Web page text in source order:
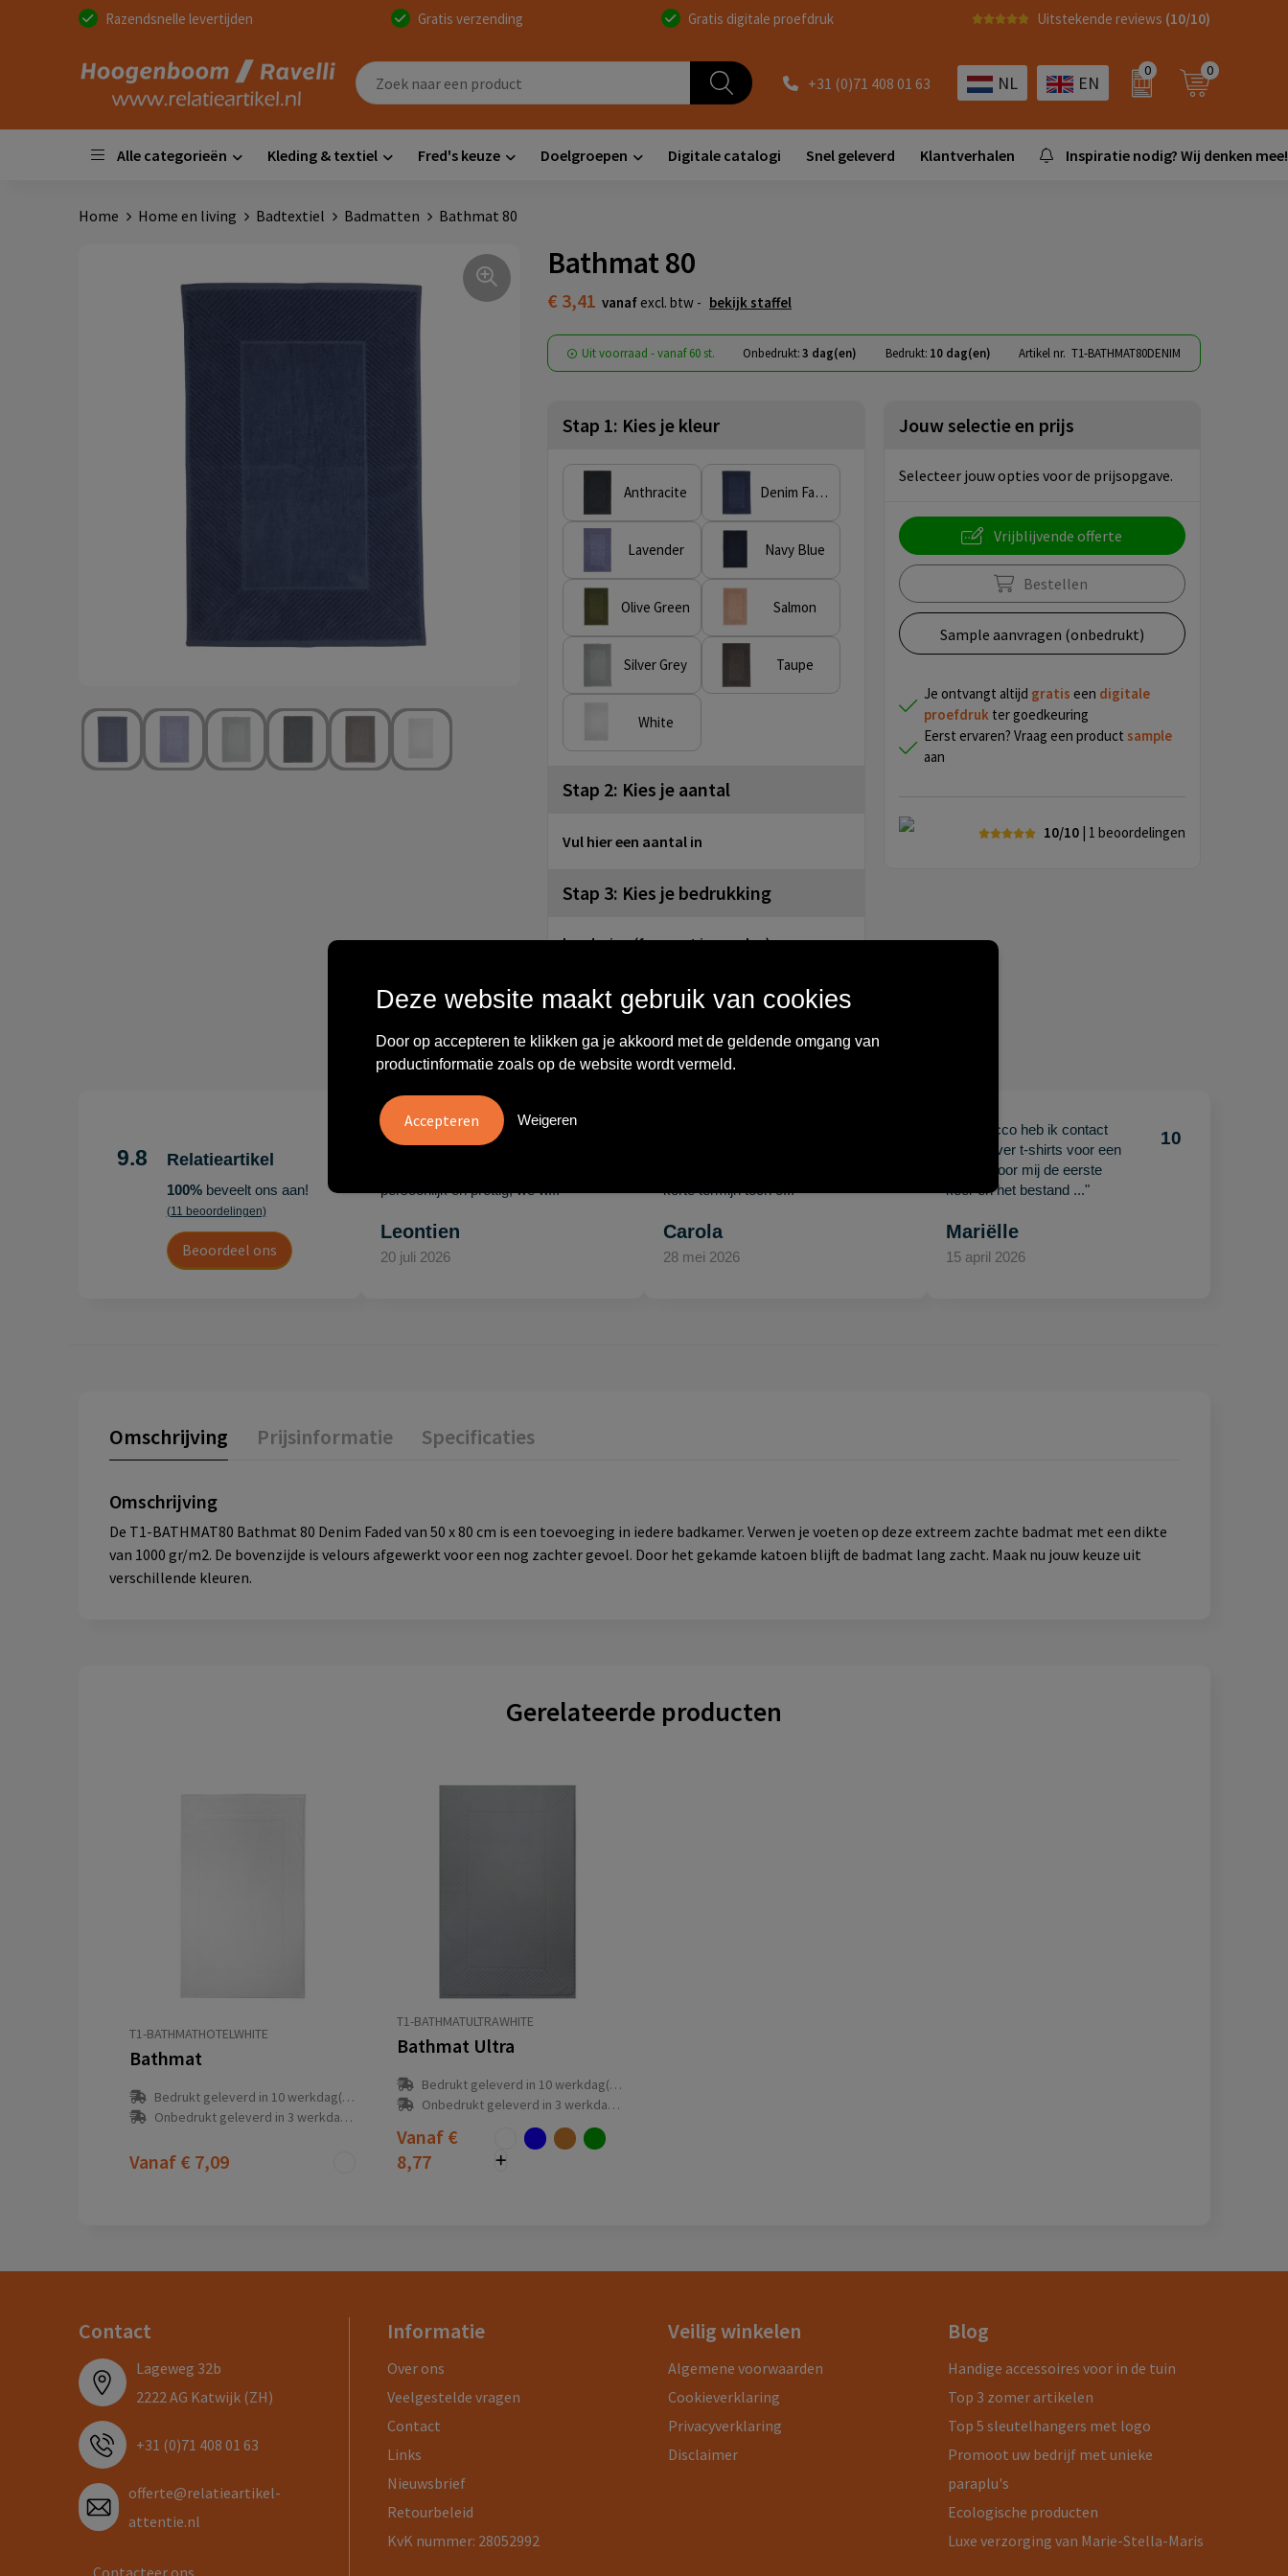
Razendsnelle levertijden Gratis verzending Gratis digitale proefdruk Uitstekende reviews (10/10)
+31 (0)71 408 01 63 NL EN
0 0
Alle categorieën Kleding & textiel Fred's keuze Doelgroepen Digitale catalogi Snel geleverd Klantverhalen Inspiratie nodig? Wij denken mee!
Home Home en living Badtextiel Badmatten Bathmat 80
Bathmat 80
€ 3,41 vanaf excl. btw - bekijk staffel
Uit voorraad -vanaf60 st. Onbedrukt:3 dag(en) Bedrukt: 10 dag(en) Artikel nr. T1-BATHMAT80DENIM
Stap 1: Kies je kleur
Anthracite Denim Faded
Lavender Navy Blue
Olive Green Salmon
Silver Grey Taupe
White
Stap 2: Kies je aantal
Vul hier een aantal in
Stap 3: Kies je bedrukking
borduring (formaat in overleg)
Jouw selectie en prijs
Selecteer jouw opties voor de prijsopgave.
Vrijblijvende offerte
Bestellen
Sample aanvragen (onbedrukt)
Je ontvangt altijd gratis een digitale
proefdrukter goedkeuring
Eerst ervaren? Vraag een product sample
aan
10/10 | 1 beoordelingen
Wat anderen zeggen
9.8 Relatieartikel
100%beveelt ons aan!
(11 beoordelingen)
Beoordeel ons
"Erg tevreden over
Hoogenboom/Ravelli Relatie
persoonlijk en prettig, we w..."
Leontien
20 juli 2026
korte termijn toch o..."
Carola
28 mei 2026
"Met Jacco heb ik contact
gehad over t-shirts voor een
beurs. Voor mij de eerste
keer en het bestand ..."
10
Mariëlle
15 april 2026
Omschrijving Prijsinformatie Specificaties
Omschrijving
De T1-BATHMAT80 Bathmat 80 Denim Faded van 50 x 80 cm is een toevoeging in iedere badkamer. Verwen je voeten op deze extreem zachte badmat met een dikte
van 1000 gr/m2. De bovenzijde is velours afgewerkt voor een nog zachter gevoel. Door het gekamde katoen blijft de badmat lang zacht. Maak nu jouw keuze uit
verschillende kleuren.
Gerelateerde producten
T1-BATHMATHOTELWHITE
Bathmat
Bedrukt geleverd in 10 werkdag(en)
Onbedrukt geleverd in 3 werkdag(en)
Vanaf € 7,09
T1-BATHMATULTRAWHITE
Bathmat Ultra
Bedrukt geleverd in 10 werkdag(en)
Onbedrukt geleverd in 3 werkdag(en)
Vanaf €
8,77
Contact
Lageweg 32b
2222 AG Katwijk (ZH)
+31 (0)71 408 01 63
offerte@relatieartikel-
attentie.nl
Informatie
Over ons
Veelgestelde vragen
Contact
Links
Nieuwsbrief
Retourbeleid
KvK nummer: 28052992
Veilig winkelen
Algemene voorwaarden
Cookieverklaring
Privacyverklaring
Disclaimer
Blog
Handige accessoires voor in de tuin
Top 3 zomer artikelen
Top 5 sleutelhangers met logo
Promoot uw bedrijf met unieke
paraplu's
Ecologische producten
Luxe verzorging van Marie-Stella-Maris
Deze website maakt gebruik van cookies
Door op accepteren te klikken ga je akkoord met de geldende omgang van
productinformatie zoals op de website wordt vermeld.
Weigeren